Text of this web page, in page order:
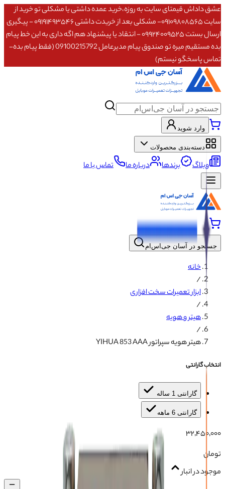
عشق داداش قیمتای سایت به روزه،خرید عمده داشتی یا مشکلی تو خرید از
سایت ۰۹۱۰۹۸۰۸۵۶۵- مشکلی بعد از خریدت داشتی ۰۹۱۹۱۴۹۳۵۴۶ - پیگیری
ارسال بستت ۰۹۹۲۴۰۰۹۵۲۵ - انتقاد یا پیشنهاد هم اگه داری به این خط پیام
بده مستقیم میره تو صندوق پیام مدیرعامل 09100215792 (فقط پیام بده-
تماس پاسخگو نیستم)
وارد شوید
دسته‌بندی محصولات
وبلاگ برندها درباره ما تماس با ما
جستجو در آسان جی‌اس‌ام
خانه
/
ابزار تعمیرات سخت افزاری
/
هیتر و هویه
/
هیتر هویه سپراتور YIHUA 853 AAA
انتخاب گارانتی
گارانتی 1 ساله
گارانتی 6 ماهه
۳۲٬۴۵۰٬۰۰۰
تومان
موجود در انبار